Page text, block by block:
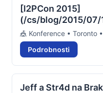
[I2PCon 2015]
(/cs/blog/2015/
🎪 Konference • Toronto
Podrobnosti
Jeff a Str4d na